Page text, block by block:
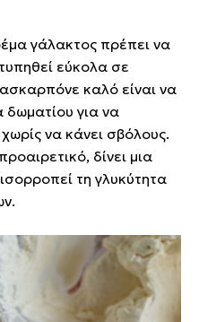
γάλακτος πρέπει να
εύκολα σε
καλό είναι να
δωματίου για να
να κάνει σβόλους.
δίνει μια
τη γλυκύτητα